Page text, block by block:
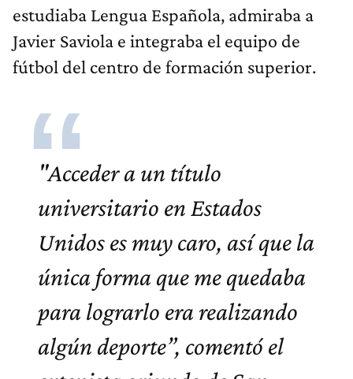
estudiaba Lengua Española, admiraba a
Javier Saviola e integraba el equipo de
fútbol del centro de formación superior.
"Acceder a un título
universitario en Estados
Unidos es muy caro, así que la
única forma que me quedaba
para lograrlo era realizando
algún deporte”, comentó el